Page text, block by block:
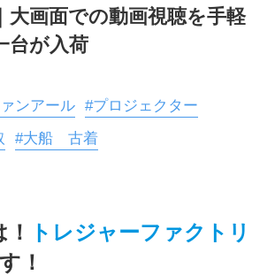
大画面での動画視聴を手軽
台が入荷
ンアール #プロジェクター
#大船 古着
トレジャーファクトリ
！